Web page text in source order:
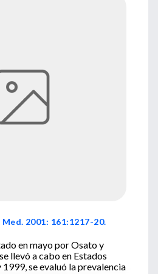
2001: 161:1217-20.
en mayo por Osato y
llevó a cabo en Estados
se evaluó la prevalencia